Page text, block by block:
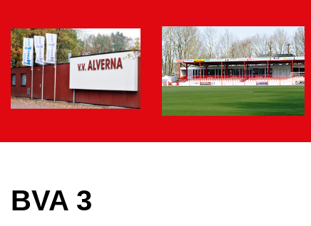
Ga
naar
de
inhoud
BVA 3